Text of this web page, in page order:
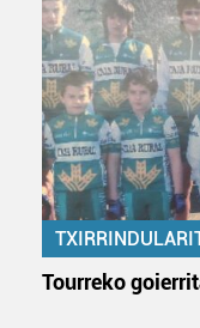
duten interes
dezakezun ikusteko.
Lortu zure datu
buruzko informazio
datuen atalean.
zure baimena
Webgune honek
fitxategiak
zerbitzuak
Tourreko